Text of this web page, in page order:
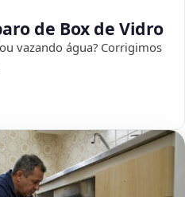
de Box de Vidro
vazando água? Corrigimos